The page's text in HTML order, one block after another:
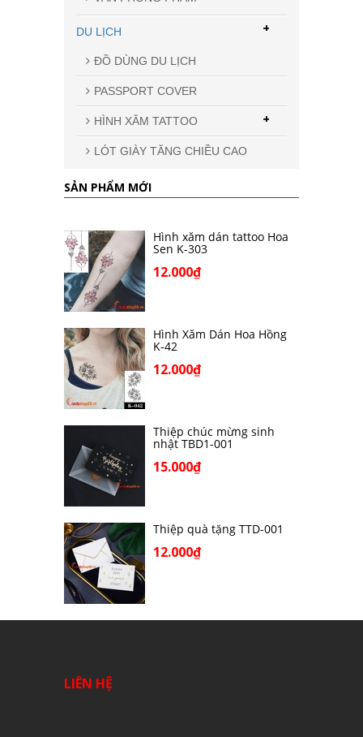
DU LỊCH
ĐỒ DÙNG DU LỊCH
PASSPORT COVER
HÌNH XĂM TATTOO +
LÓT GIÀY TĂNG CHIỀU CAO
+
SẢN PHẨM MỚI
Hình xăm dán tattoo Hoa
Sen K-303
12.000₫
Hình Xăm Dán Hoa Hồng
K-42
12.000₫
Thiệp chúc mừng sinh
nhật TBD1-001
15.000₫
Thiệp quà tặng TTD-001
12.000₫
LIÊN HỆ